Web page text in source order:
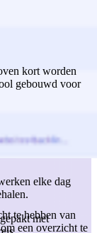
te hebben van
een overzicht te
kort worden
gebouwd voor
elke dag
met